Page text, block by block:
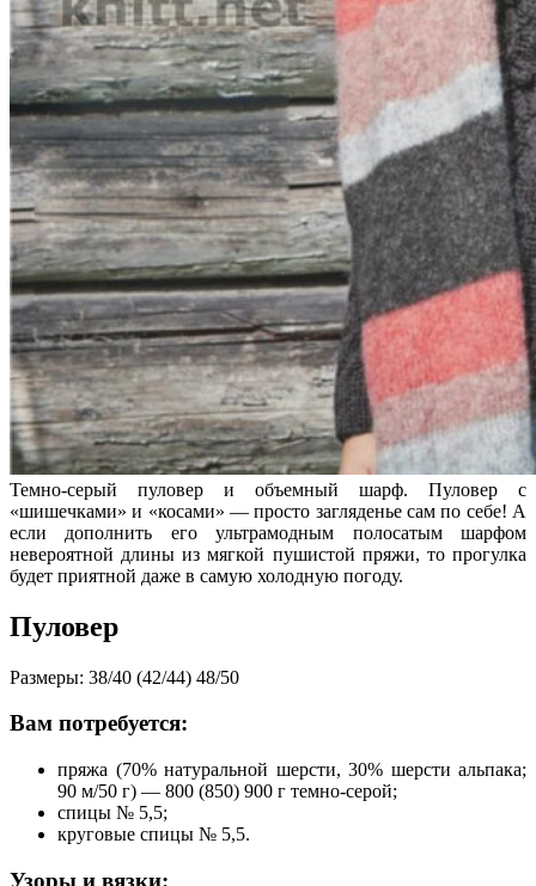
Темно-серый пуловер и объемный шарф. Пуловер с
«шишечками» и «косами» — просто загляденье сам по себе! А
если дополнить его ультрамодным полосатым шарфом
невероятной длины из мягкой пушистой пряжи, то прогулка
будет приятной даже в самую холодную погоду.
Пуловер
Размеры: 38/40 (42/44) 48/50
Вам потребуется:
пряжа (70% натуральной шерсти, 30% шерсти альпака;
90 м/50 г) — 800 (850) 900 г темно-серой;
спицы № 5,5;
круговые спицы № 5,5.
Узоры и вязки: